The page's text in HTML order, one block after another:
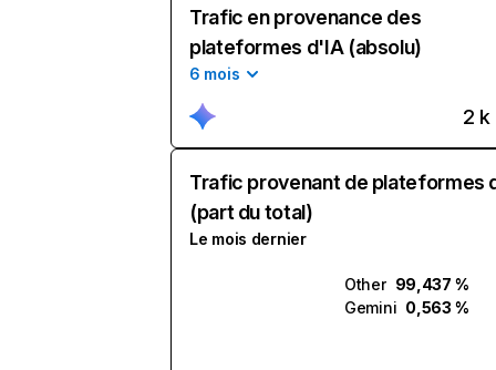
Trafic en provenance des
plateformes d'IA (absolu)
6 mois
2 k
Trafic provenant de plateformes
(part du total)
Le mois dernier
Other 99,437 %
Gemini 0,563 %